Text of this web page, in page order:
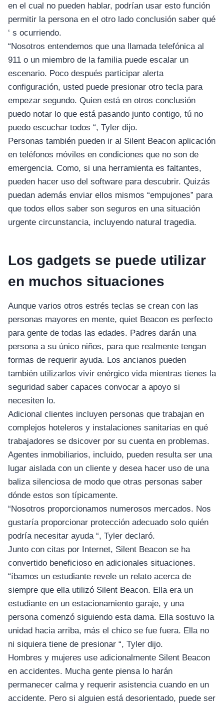
อุปกรณ์เพื่อความบันเทิง
หูฟัง
ลำโพง
โทรทัศน์
สินค้าตามแบรนด์
en el cual no pueden hablar, podrían usar esto función
permitir la persona en el otro lado conclusión saber qué
‘ s ocurriendo.
“Nosotros entendemos que una llamada telefónica al
911 o un miembro de la familia puede escalar un
escenario. Poco después participar alerta
configuración, usted puede presionar otro tecla para
empezar segundo. Quien está en otros conclusión
puedo notar lo que está pasando junto contigo, tú no
puedo escuchar todos “, Tyler dijo.
Personas también pueden ir al Silent Beacon aplicación
en teléfonos móviles en condiciones que no son de
emergencia. Como, si una herramienta es faltantes,
pueden hacer uso del software para descubrir. Quizás
puedan además enviar ellos mismos “empujones” para
que todos ellos saber son seguros en una situación
urgente circunstancia, incluyendo natural tragedia.
Los gadgets se puede utilizar
en muchos situaciones
Aunque varios otros estrés teclas se crean con las
personas mayores en mente, quiet Beacon es perfecto
para gente de todas las edades. Padres darán una
persona a su único niños, para que realmente tengan
formas de requerir ayuda. Los ancianos pueden
también utilizarlos vivir enérgico vida mientras tienes la
seguridad saber capaces convocar a apoyo si
necesiten lo.
Adicional clientes incluyen personas que trabajan en
complejos hoteleros y instalaciones sanitarias en qué
trabajadores se dsicover por su cuenta en problemas.
Agentes inmobiliarios, incluido, pueden resulta ser una
lugar aislada con un cliente y desea hacer uso de una
baliza silenciosa de modo que otras personas saber
dónde estos son típicamente.
“Nosotros proporcionamos numerosos mercados. Nos
gustaría proporcionar protección adecuado solo quién
podría necesitar ayuda “, Tyler declaró.
Junto con citas por Internet, Silent Beacon se ha
convertido beneficioso en adicionales situaciones.
“íbamos un estudiante revele un relato acerca de
siempre que ella utilizó Silent Beacon. Ella era un
estudiante en un estacionamiento garaje, y una
persona comenzó siguiendo esta dama. Ella sostuvo la
unidad hacia arriba, más el chico se fue fuera. Ella no
ni siquiera tiene de presionar “, Tyler dijo.
Hombres y mujeres use adicionalmente Silent Beacon
en accidentes. Mucha gente piensa lo harán
permanecer calma y requerir asistencia cuando en un
accidente. Pero si alguien está desorientado, puede ser